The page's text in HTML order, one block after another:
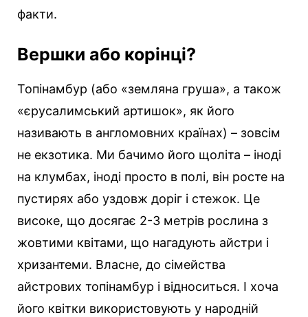
факти.
Вершки або корінці?
Топінамбур (або «земляна груша», а також
«єрусалимський артишок», як його
називають в англомовних країнах) – зовсім
не екзотика. Ми бачимо його щоліта – іноді
на клумбах, іноді просто в полі, він росте на
пустирях або уздовж доріг і стежок. Це
високе, що досягає 2-3 метрів рослина з
жовтими квітами, що нагадують айстри і
хризантеми. Власне, до сімейства
айстрових топінамбур і відноситься. І хоча
його квітки використовують у народній